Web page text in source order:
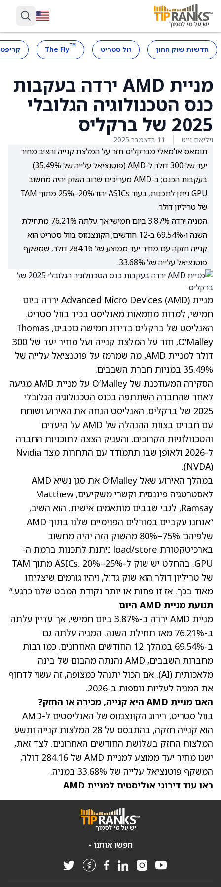
חדשות שוק ההון וול סטריט ™
The Fly
מניית AMD ירדה בעקבות
כנס הטכנולוגיה הגלובלי
2025 של ברקליס
ויליאם וייט 11 בדצמבר 2025
תומאס או'מאלי מברקליס חזר על המלצת קנייה והציב מחיר
יעד של 300 דולר ל-AMD (פוטנציאל עלייה של 35.49%)
בעקבות הכנס; ב-AMD מעריכים שרוב השוק יהיה מחשוב
GPU ניתן לתכנות, בעוד ASICs יהוו 20%–25% מתוך TAM
של טריליון דולר.
המניה ירדה 3.87% ביום חמישי אך עלתה 76.21% מתחילת
השנה ו-69.54% ב-12 חודשים; הקונצנזוס בוול סטריט הוא
קנייה חזקה עם מחיר יעד ממוצע של 284.16 דולר, שמשקף
פוטנציאל עלייה של 33.68%.
מניית Advanced Micro Devices (AMD)
ירדה ביום
חמישי, למרות מחמאות מאנליסט בכיר בוול סטריט.
האנליסט של ברקליס בדירוג חמישה כוכבים, Thomas
O’Malley, חזר על המלצת קנייה ועל מחיר יעד של 300
דולר למניית AMD, מה שמרמז על פוטנציאל עלייה של
35.49% במניות חברת השבבים.
הסקירה המעודכנת של O’Malley על מניית AMD מגיעה
לאחר שהחברה השתתפה בכנס הטכנולוגיה הגלובלי
2025 של ברקליס. האנליסט הנחה את האירוע ושוחח
עם חברים בצוות ההנהלה של AMD על היעדים
והטכנולוגיות הקרובים, והעניק הצצה לתוכניות החברה
ל-2026 ולאופן שבו תתמודד עם התחרות מצד Nvidia
(NVDA)
.
במהלך האירוע שאל O’Malley את סגן נשיא AMD
לאסטרטגיה פיננסית וקשרי משקיעים, Matthew
Ramsay, לגבי שבבים מותאמים אישית. הוא השיב,
“אנחנו עקביים במודלים הפנימיים שלנו בתוך AMD
שלפיהם 75%–80% מהשוק הזה יהיה מחשוב
בארכיטקטורת load/store ניתנת לתכנות ברמת ה-
GPU. בהחלט יש שוק ל-ASICs. 20%–25% מתוך TAM
של טריליון דולר הוא שוק גדול, ויהיו גורמים שיצליחו
מאוד בכך. אז זו פחות או יותר נקודת המבט שלנו כרגע.”
תנועת מניית AMD היום
מניית AMD ירדה ב-3.87% ביום חמישי, אך עדיין עלתה
ב-76.21% מאז תחילת השנה. המניה עלתה גם
ב-69.54% במהלך 12 החודשים האחרונים. כמו רבות
מחברות השבבים, AMD נהנתה מהבום של בינה
מלאכותית (AI). אם הכול יתנהל כמצופה, זה עשוי לדחוף
את המניה לעליות נוספות ב-2026.
האם מניית AMD היא קנייה, מכירה או החזק?
בוול סטריט, דירוג הקונצנזוס של האנליסטים ל-AMD
הוא קנייה חזקה, בהתבסס על 28 המלצות קנייה ותשע
המלצות החזק בשלושת החודשים האחרונים. לצד זאת,
ישנו מחיר יעד ממוצע למניית AMD של 284.16 דולר
,
המשקף פוטנציאל עלייה של 33.68% במניה.
ראו עוד דירוגי אנליסטים למניית AMD
חפשו אותנו -